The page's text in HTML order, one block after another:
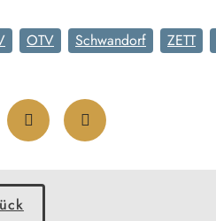
OTV Schwandorf ZETT